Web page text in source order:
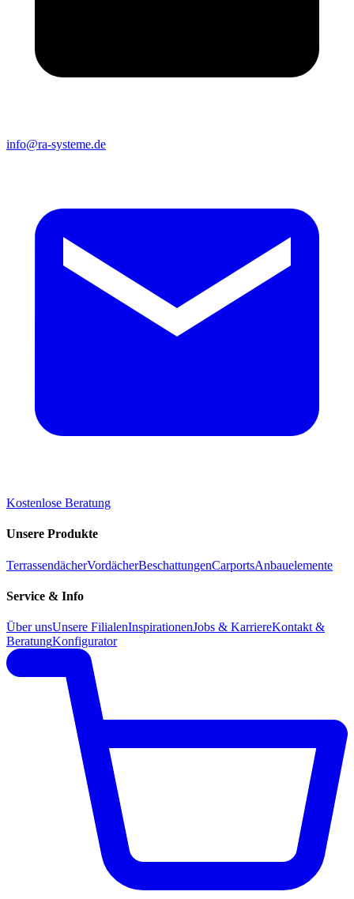
info@ra-systeme.de
Kostenlose Beratung
Unsere Produkte
TerrassendächerVordächerBeschattungenCarportsAnbauelemente
Service & Info
Über unsUnsere FilialenInspirationenJobs & KarriereKontakt &
BeratungKonfigurator